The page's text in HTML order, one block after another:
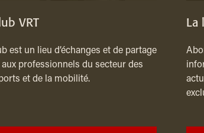
VRT
est un lieu d’échanges et de partage
aux professionnels du secteur des
et de la mobilité.
La